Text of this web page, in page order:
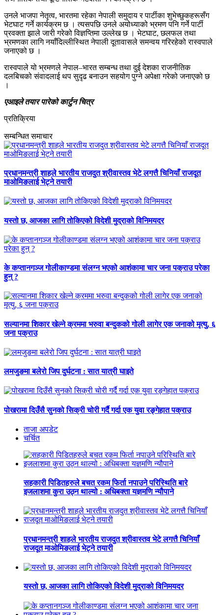
उनले भाजपा नेतृत्व, भारतमा रहेका नेपाली समुदाय र पार्टीका शुभेच्छुकहरूसँग
भेटघाट गर्ने कार्यक्रम छ । त्यसपछि उनले अयोध्याको भ्रमण पनि गर्ने पार्टी
प्रवक्ता झाले जारी गरेको विज्ञप्तिमा उल्लेख छ । भेटघाट, छलफल तथा
भ्रमणका लागि नयाँदिल्लीस्थित नेपाली दूतावासले समन्वय गरिरहेको रास्वपाले
जनाएको छ ।
रास्वपाले यो भ्रमणले नेपाल–भारत सम्बन्ध तथा दुई देशका राजनीतिक
दलबिचको संवादलाई थप सुदृढ बनाउन सहयोग पुग्ने अपेक्षा गरेको जनाएको छ
।
एआइले तयार पारेको कार्टुन चित्र
प्रतिक्रिया
सम्बन्धित समाचार
प्रधानमन्त्री शाहले भारतीय राजदुत श्रीवास्तव भेटे लगत्तै चिनियाँ राजदूत
माओमिङलाई भेट्ने तयारी
यस्तो छ, आजका लागि तोकिएको विदेशी मुद्राको विनिमयदर
के कप्तानगञ्ज गोलीकाण्डमा संलग्न भएको आशंकामा चार जना पक्राउ परेका
हुन् ?
सल्यानमा शिकार खेल्ने क्रममा भरुवा बन्दुकको गोली लागेर एक जनाको मृत्यु, ६
जना पक्राउ
लमजुङमा बलेरो जिप दुर्घटना : सात यात्री घाइते
पोखरामा दिउँसै सुनको सिक्री चोरी गर्दै गर्दा एक युवा रङ्गेहात पक्राउ
ताजा अपडेट
चर्चित
सहकारी पिडितहरुले बचत रकम फिर्ता नपाउने परिस्थिति बारे
इजलाशमा कुरा उठ्न थाल्यो : अधिबक्ता यज्ञमणि न्यौपाने
प्रधानमन्त्री शाहले भारतीय राजदुत श्रीवास्तव भेटे लगत्तै चिनियाँ
राजदूत माओमिङलाई भेट्ने तयारी
यस्तो छ, आजका लागि तोकिएको विदेशी मुद्राको विनिमयदर